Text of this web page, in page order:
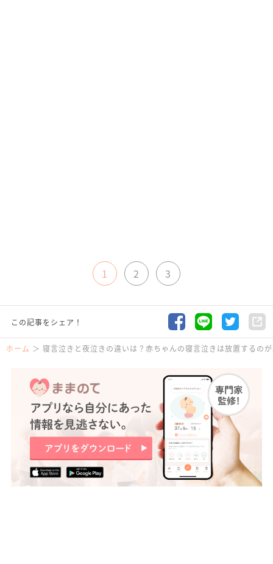
1 2 3
この記事をシェア！
ホーム 寝言泣きと夜泣きの違いは？赤ちゃんの寝言泣きは放置するの